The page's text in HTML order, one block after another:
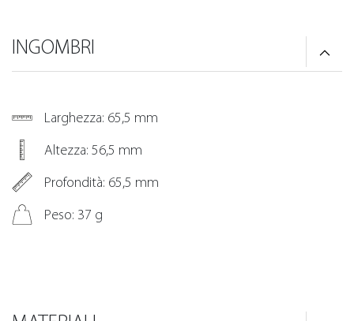
INGOMBRI
Larghezza: 65,5 mm
Altezza: 56,5 mm
Profondità: 65,5 mm
Peso: 37 g